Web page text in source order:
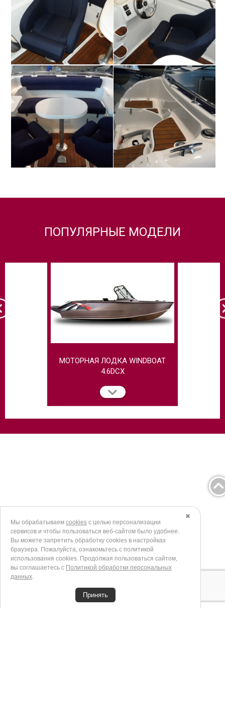
ПОПУЛЯРНЫЕ МОДЕЛИ
МОТОРНАЯ ЛОДКА WINDBOAT
4.6DCX
✖
Мы обрабатываем cookies с целью персонализации
сервисов и чтобы пользоваться веб-сайтом было удобнее.
Вы можете запретить обработку сookies в настройках
браузера. Пожалуйста, ознакомьтесь с политикой
использования cookies. Продолжая пользоваться сайтом,
вы соглашаетесь с Политикой обработки персональных
данных.
Принять